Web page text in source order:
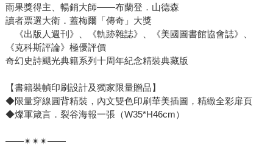
雨果獎得主、暢銷大師——布蘭登．山德森
讀者票選大衛．蓋梅爾「傳奇」大獎
《出版人週刊》、《軌跡雜誌》、《美國圖書館協會誌》、
《克科斯評論》極優評價
奇幻史詩颶光典籍系列十周年紀念精裝典藏版
【書籍裝幀印刷設計及獨家限量贈品】
◆限量穿線圓背精裝，內文雙色印刷華美插圖，精緻全彩扉頁
◆燦軍箴言．裂谷海報一張（W35*H46cm）
——✴✴✴——